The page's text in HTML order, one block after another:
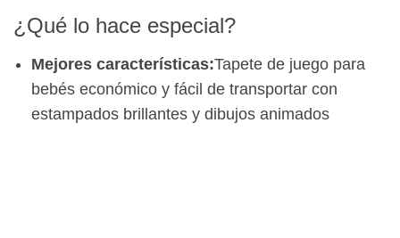
¿Qué lo hace especial?
Mejores características:Tapete de juego para
bebés económico y fácil de transportar con
estampados brillantes y dibujos animados